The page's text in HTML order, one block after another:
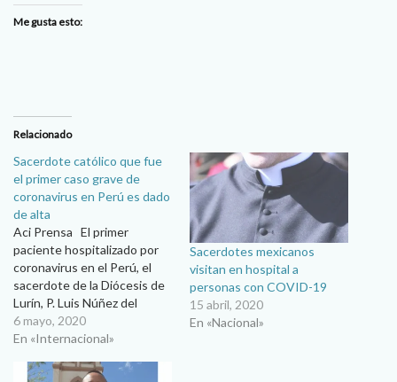
Me gusta esto:
Relacionado
Sacerdote católico que fue
el primer caso grave de
coronavirus en Perú es dado
de alta
Aci Prensa El primer
paciente hospitalizado por
coronavirus en el Perú, el
sacerdote de la Diócesis de
Lurín, P. Luis Núñez del
Prado, ha sido dado alta
luego de más de cuarenta
COVID-19.
6 mayo, 2020
En «Internacional»
Sacerdotes mexicanos
visitan en hospital a
personas con COVID-19
15 abril, 2020
En «Nacional»